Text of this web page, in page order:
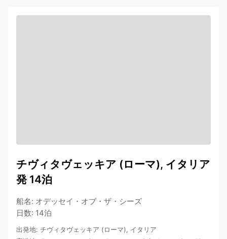
チヴィタヴェッキア (ローマ), イタリア
発 14泊
船名: オデッセイ・オブ・ザ・シーズ
日数: 14泊
出発地: チヴィタヴェッキア (ローマ), イタリア